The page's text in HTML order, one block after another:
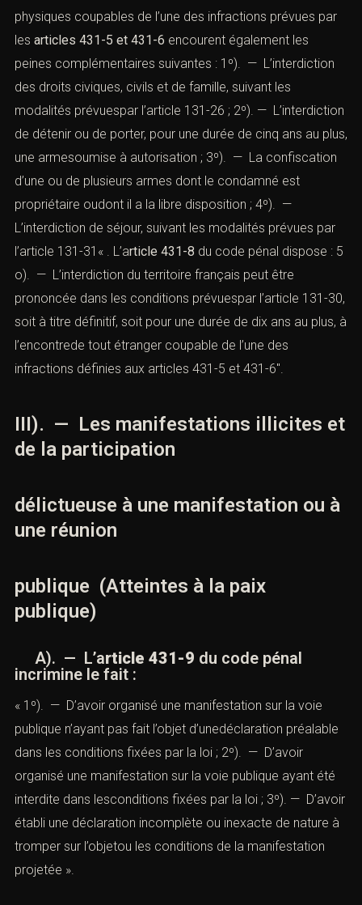
physiques coupables de l’une des infractions prévues par
les articles 431-5 et 431-6 encourent également les
peines complémentaires suivantes : 1º). — L’interdiction
des droits civiques, civils et de famille, suivant les
modalités prévuespar l’article 131-26 ; 2º). — L’interdiction
de détenir ou de porter, pour une durée de cinq ans au plus,
une armesoumise à autorisation ; 3º). — La confiscation
d’une ou de plusieurs armes dont le condamné est
propriétaire oudont il a la libre disposition ; 4º). —
L’interdiction de séjour, suivant les modalités prévues par
l’article 131-31 « . L’article 431-8 du code pénal dispose : 5
o). — L’interdiction du territoire français peut être
prononcée dans les conditions prévuespar l’article 131-30,
soit à titre définitif, soit pour une durée de dix ans au plus, à
l’encontrede tout étranger coupable de l’une des
infractions définies aux articles 431-5 et 431-6″.
III). — Les manifestations illicites et
de la participation
délictueuse à une manifestation ou à
une réunion
publique (Atteintes à la paix
publique)
A). — L’article 431-9 du code pénal
incrimine le fait :
« 1º). — D’avoir organisé une manifestation sur la voie
publique n’ayant pas fait l’objet d’unedéclaration préalable
dans les conditions fixées par la loi ; 2º). — D’avoir
organisé une manifestation sur la voie publique ayant été
interdite dans lesconditions fixées par la loi ; 3º). — D’avoir
établi une déclaration incomplète ou inexacte de nature à
tromper sur l’objetou les conditions de la manifestation
projetée ».